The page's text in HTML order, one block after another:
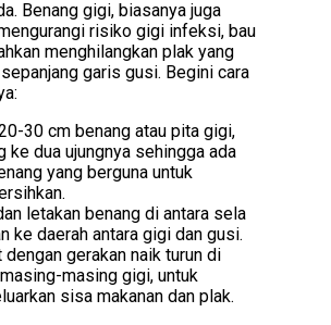
Benang gigi, biasanya juga
risiko gigi infeksi, bau
menghilangkan plak yang
garis gusi. Begini cara
30 cm benang atau pita gigi,
ke dua ujungnya sehingga ada
yang berguna untuk
letakan benang di antara sela
ke daerah antara gigi dan gusi.
dengan gerakan naik turun di
masing gigi, untuk
sisa makanan dan plak.